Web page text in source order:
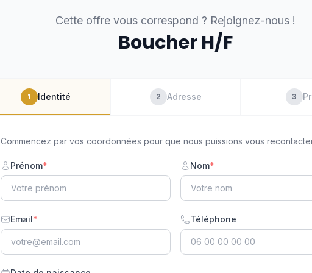
Cette offre vous correspond ? Rejoignez-nous !
Boucher H/F
1 Identité 2 Adresse 3
Commencez par vos coordonnées pour que nous puissions vous
Prénom* Nom*
Email* Téléphone